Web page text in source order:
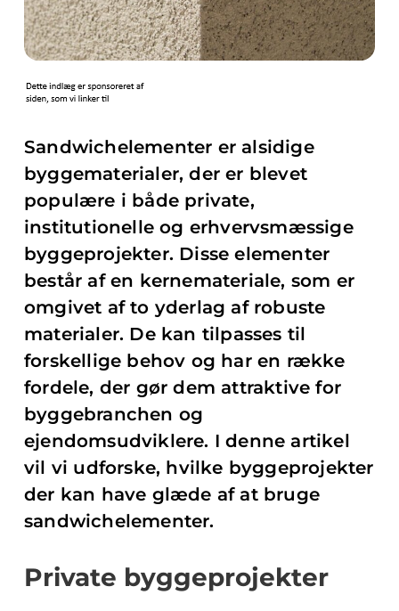
Sandwichelementer er alsidige
byggematerialer, der er blevet
populære i både private,
institutionelle og erhvervsmæssige
byggeprojekter. Disse elementer
består af en kernemateriale, som er
omgivet af to yderlag af robuste
materialer. De kan tilpasses til
forskellige behov og har en række
fordele, der gør dem attraktive for
byggebranchen og
ejendomsudviklere. I denne artikel
vil vi udforske, hvilke byggeprojekter
der kan have glæde af at bruge
sandwichelementer.
Private byggeprojekter